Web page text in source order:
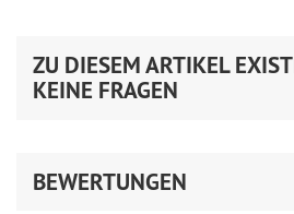
ZU DIESEM ARTIKEL
KEINE FRAGEN
BEWERTUNGEN